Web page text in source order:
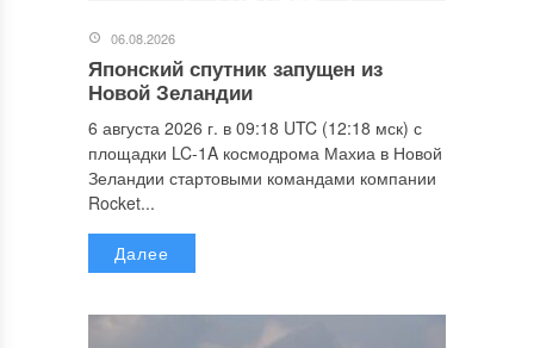
06.08.2026
Японский спутник запущен из
Новой Зеландии
6 августа 2026 г. в 09:18 UTC (12:18 мск) с
площадки LC-1A космодрома Махиа в Новой
Зеландии стартовыми командами компании
Rocket...
Далее